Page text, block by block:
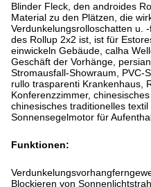
Blinder Fleck, den androides
Material zu den Plätzen, die
Verdunkelungsrolloschatten u.
des Rollup 2x2 ist, ist für
einwickeln Gebäude, calha
Geschäft der Vorhänge,
Stromausfall-Showraum, PVC-
rullo trasparenti Krankenhaus,
Konferenzzimmer,
chinesisches traditionelles
Sonnensegelmotor für
Funktionen:
Blockieren von